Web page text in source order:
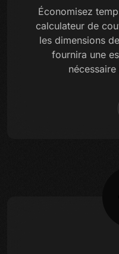
Économisez
calculateur de
les dimensions
fournira une